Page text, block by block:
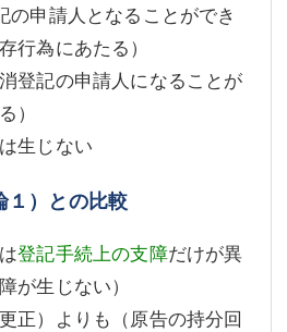
の申請人となることができ
行為にあたる）
登記の申請人になることが
）
生じない
）との比較
登記手続上の支障だけが異
が生じない）
正）よりも（原告の持分回